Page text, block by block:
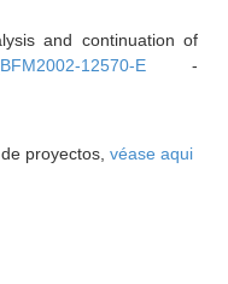
and continuation of
BFM2002-12570-E -
proyectos, véase aqui